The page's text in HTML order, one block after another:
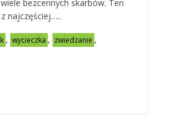
bezcennych skarbów. Ten
najczęściej…..
, wycieczka , zwiedzanie ,